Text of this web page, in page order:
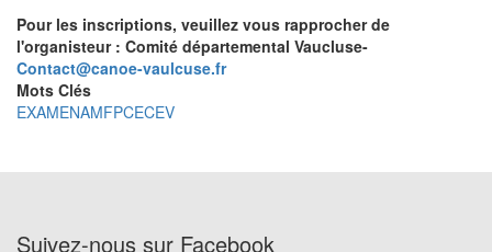
Pour les inscriptions, veuillez vous rapprocher de
l'organisteur : Comité départemental Vaucluse-
Contact@canoe-vaulcuse.fr
Mots Clés
EXAMENAMFPCECEV
Suivez-nous sur Facebook